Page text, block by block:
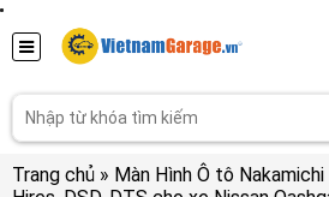
Trang chủ » Màn Hình Ô tô